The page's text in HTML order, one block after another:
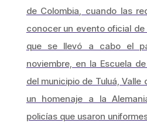
de Colombia, cuando las
conocer un evento oficial de
que se llevó a cabo el
noviembre, en la Escuela
del municipio de Tuluá,
un homenaje a la
policías que usaron